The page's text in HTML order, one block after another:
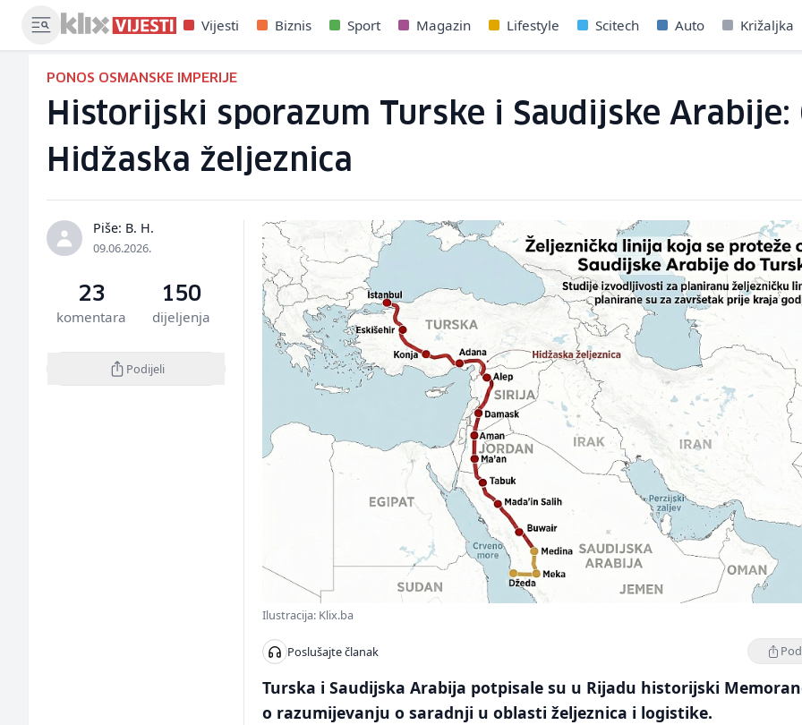
Vijesti Biznis Sport Magazin Lifestyle Scitech Auto Križaljka
PONOS OSMANSKE IMPERIJE
Historijski sporazum Turske i Saudijske Arabije:
Hidžaska željeznica
Piše: B. H.
09.06.2026.
23
komentara
150
dijeljenja
Podijeli
Ilustracija: Klix.ba
Poslušajte članak
Turska i Saudijska Arabija potpisale su u Rijadu historijski
o razumijevanju o saradnji u oblasti željeznica i logistike.